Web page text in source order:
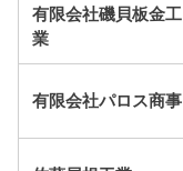
有限会社磯貝板金工
業
有限会社パロス商事